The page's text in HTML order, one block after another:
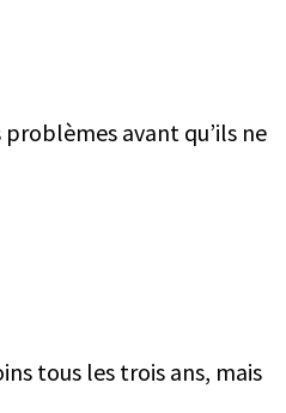
avant qu’ils ne
tous les trois ans, mais